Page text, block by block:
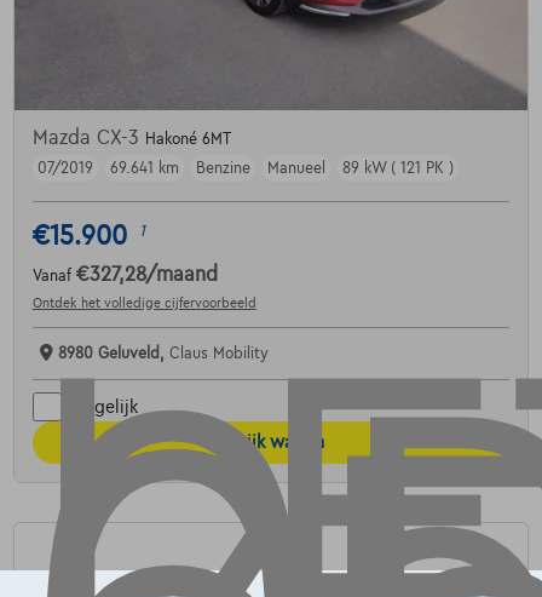
Mazda CX-3 Hakoné 6MT
07/2019
69.641 km Benzine Manueel 89 kW ( 121 PK )
€15.900 1
Vanaf €327,28/maand
Ontdek het volledige cijfervoorbeeld
8980 Geluveld, Claus Mobility
Vergelijk
Bekijk wagen